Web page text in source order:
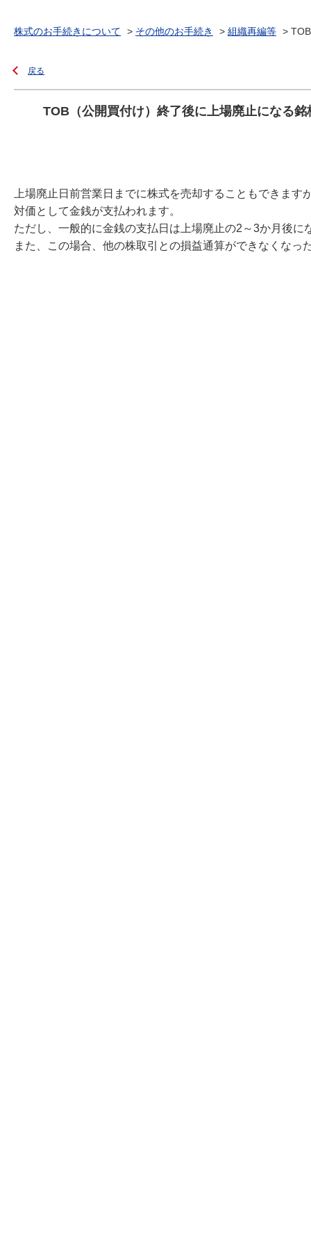
株式のお手続きについて > その他のお手続き > 組織再編等 >
戻る
TOB（公開買付け）終了後に上場廃止になる
上場廃止日前営業日までに株式を売却することもできま
対価として金銭が支払われます。
ただし、一般的に金銭の支払日は上場廃止の2～3か月後に
また、この場合、他の株取引との損益通算ができなくな